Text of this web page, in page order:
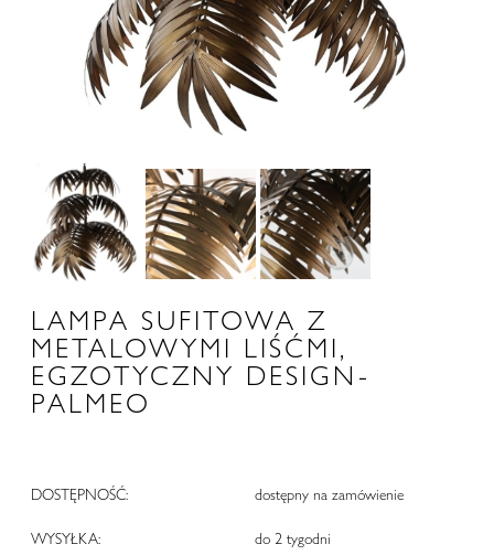
LAMPA SUFITOWA Z
METALOWYMI LIŚĆMI,
EGZOTYCZNY DESIGN-
PALMEO
DOSTĘPNOŚĆ: dostępny na zamówienie
WYSYŁKA: do 2 tygodni